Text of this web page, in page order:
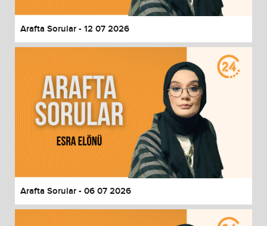
Arafta Sorular - 12 07 2026
Arafta Sorular - 06 07 2026